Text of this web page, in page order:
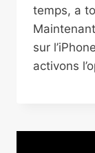
temps, a
sur
activons